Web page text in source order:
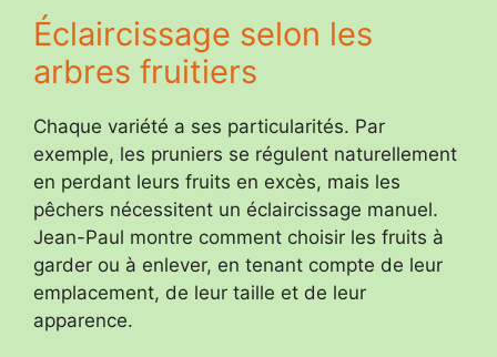
Éclaircissage selon les
arbres fruitiers
Chaque variété a ses particularités. Par
exemple, les pruniers se régulent naturellement
en perdant leurs fruits en excès, mais les
pêchers nécessitent un éclaircissage manuel.
Jean-Paul montre comment choisir les fruits à
garder ou à enlever, en tenant compte de leur
emplacement, de leur taille et de leur
apparence.